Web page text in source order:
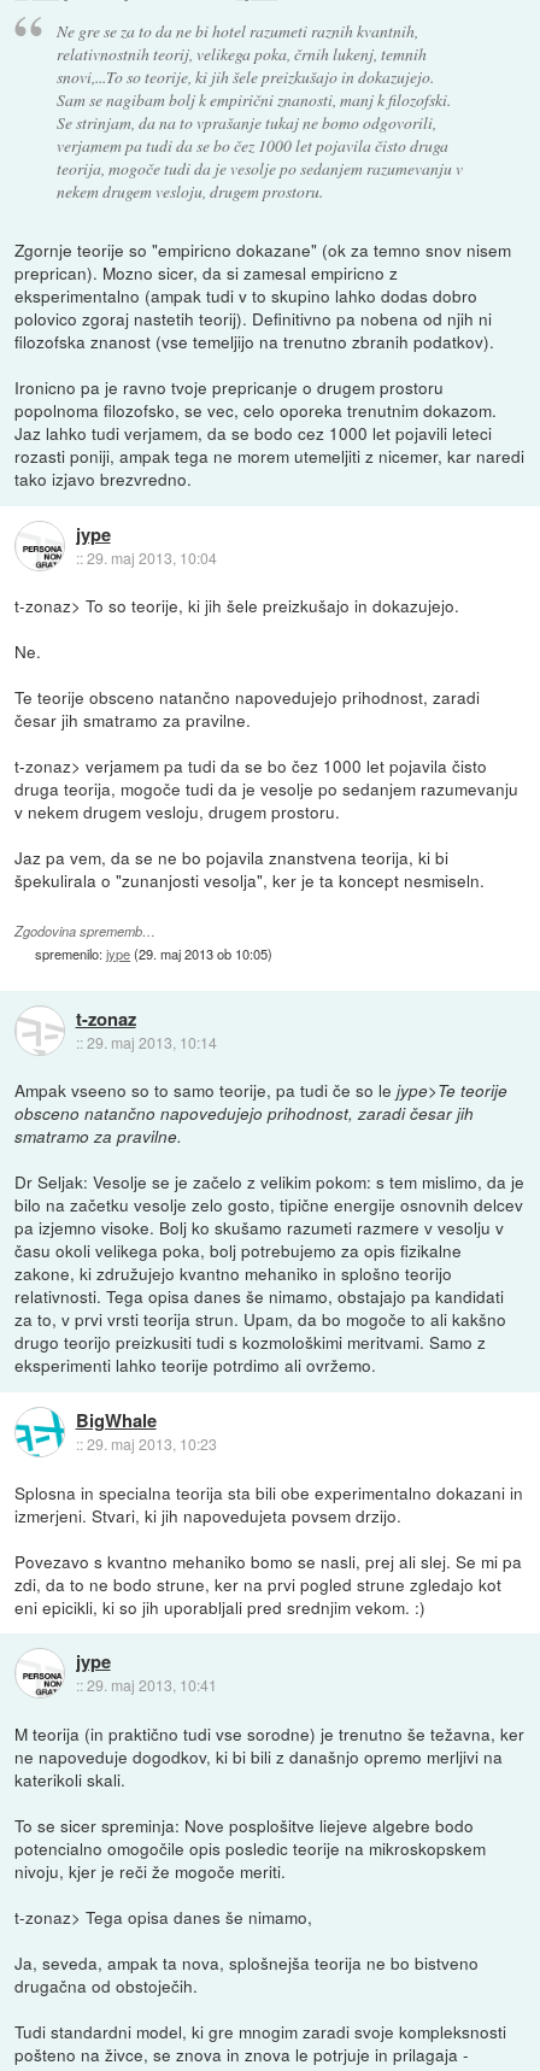
Ne gre se za to da ne bi hotel razumeti raznih kvantnih,
relativnostnih teorij, velikega poka, črnih lukenj, temnih
snovi,...To so teorije, ki jih šele preizkušajo in dokazujejo.
Sam se nagibam bolj k empirični znanosti, manj k filozofski.
Se strinjam, da na to vprašanje tukaj ne bomo odgovorili,
verjamem pa tudi da se bo čez 1000 let pojavila čisto druga
teorija, mogoče tudi da je vesolje po sedanjem razumevanju v
nekem drugem vesloju, drugem prostoru.
Zgornje teorije so "empiricno dokazane" (ok za temno snov nisem
preprican). Mozno sicer, da si zamesal empiricno z
eksperimentalno (ampak tudi v to skupino lahko dodas dobro
polovico zgoraj nastetih teorij). Definitivno pa nobena od njih ni
filozofska znanost (vse temeljijo na trenutno zbranih podatkov).
Ironicno pa je ravno tvoje prepricanje o drugem prostoru
popolnoma filozofsko, se vec, celo oporeka trenutnim dokazom.
Jaz lahko tudi verjamem, da se bodo cez 1000 let pojavili leteci
rozasti poniji, ampak tega ne morem utemeljiti z nicemer, kar naredi
tako izjavo brezvredno.
jype
::29. maj 2013, 10:04
t-zonaz> To so teorije, ki jih šele preizkušajo in dokazujejo.
Ne.
Te teorije obsceno natančno napovedujejo prihodnost, zaradi
česar jih smatramo za pravilne.
t-zonaz> verjamem pa tudi da se bo čez 1000 let pojavila čisto
druga teorija, mogoče tudi da je vesolje po sedanjem razumevanju
v nekem drugem vesloju, drugem prostoru.
Jaz pa vem, da se ne bo pojavila znanstvena teorija, ki bi
špekulirala o "zunanjosti vesolja", ker je ta koncept nesmiseln.
Zgodovina sprememb…
spremenilo:jype(29. maj 2013 ob 10:05)
t-zonaz
::29. maj 2013, 10:14
Ampak vseeno so to samo teorije, pa tudi če so lejype>Te teorije
obsceno natančno napovedujejo prihodnost, zaradi česar jih
smatramo za pravilne.
Dr Seljak: Vesolje se je začelo z velikim pokom: s tem mislimo, da je
bilo na začetku vesolje zelo gosto, tipične energije osnovnih delcev
pa izjemno visoke. Bolj ko skušamo razumeti razmere v vesolju v
času okoli velikega poka, bolj potrebujemo za opis fizikalne
zakone, ki združujejo kvantno mehaniko in splošno teorijo
relativnosti. Tega opisa danes še nimamo, obstajajo pa kandidati
za to, v prvi vrsti teorija strun. Upam, da bo mogoče to ali kakšno
drugo teorijo preizkusiti tudi s kozmološkimi meritvami. Samo z
eksperimenti lahko teorije potrdimo ali ovržemo.
BigWhale
::29. maj 2013, 10:23
Splosna in specialna teorija sta bili obe experimentalno dokazani in
izmerjeni. Stvari, ki jih napovedujeta povsem drzijo.
Povezavo s kvantno mehaniko bomo se nasli, prej ali slej. Se mi pa
zdi, da to ne bodo strune, ker na prvi pogled strune zgledajo kot
eni epicikli, ki so jih uporabljali pred srednjim vekom. :)
jype
::29. maj 2013, 10:41
M teorija (in praktično tudi vse sorodne) je trenutno še težavna, ker
ne napoveduje dogodkov, ki bi bili z današnjo opremo merljivi na
katerikoli skali.
To se sicer spreminja: Nove posplošitve liejeve algebre bodo
potencialno omogočile opis posledic teorije na mikroskopskem
nivoju, kjer je reči že mogoče meriti.
t-zonaz> Tega opisa danes še nimamo,
Ja, seveda, ampak ta nova, splošnejša teorija ne bo bistveno
drugačna od obstoječih.
Tudi standardni model, ki gre mnogim zaradi svoje kompleksnosti
pošteno na živce, se znova in znova le potrjuje in prilagaja -